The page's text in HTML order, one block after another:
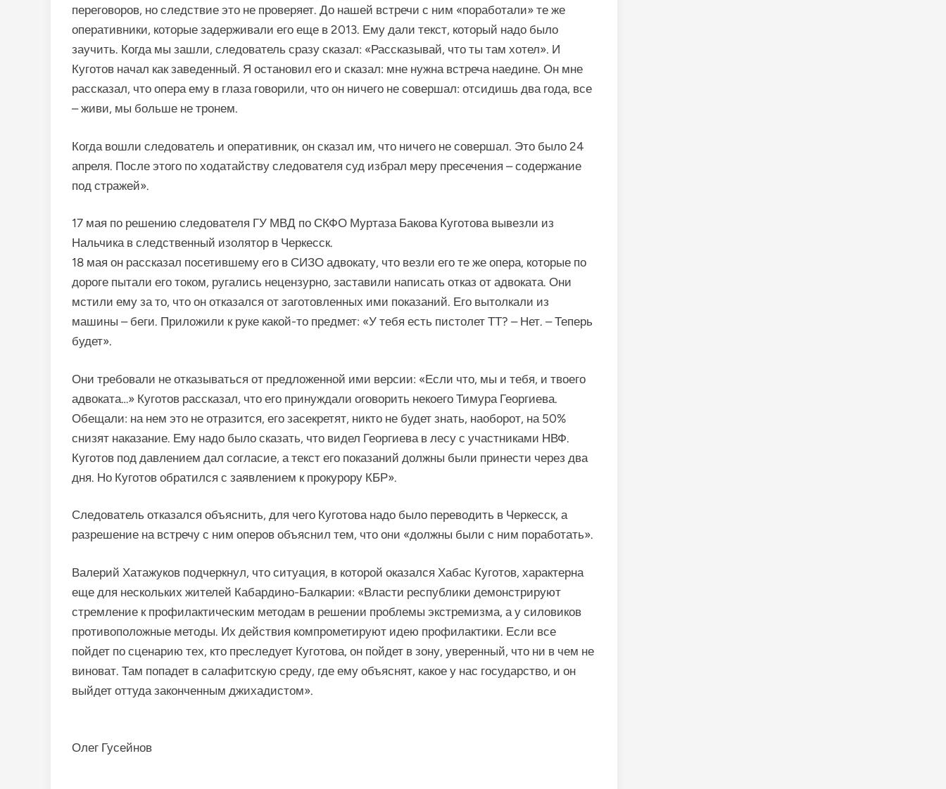
переговоров, но следствие это не проверяет. До нашей встречи с ним «поработали» те же
оперативники, которые задерживали его еще в 2013. Ему дали текст, который надо было
заучить. Когда мы зашли, следователь сразу сказал: «Рассказывай, что ты там хотел». И
Куготов начал как заведенный. Я остановил его и сказал: мне нужна встреча наедине. Он мне
рассказал, что опера ему в глаза говорили, что он ничего не совершал: отсидишь два года, все
– живи, мы больше не тронем.
Когда вошли следователь и оперативник, он сказал им, что ничего не совершал. Это было 24
апреля. После этого по ходатайству следователя суд избрал меру пресечения – содержание
под стражей».
17 мая по решению следователя ГУ МВД по СКФО Муртаза Бакова Куготова вывезли из
Нальчика в следственный изолятор в Черкесск.
18 мая он рассказал посетившему его в СИЗО адвокату, что везли его те же опера, которые по
дороге пытали его током, ругались нецензурно, заставили написать отказ от адвоката. Они
мстили ему за то, что он отказался от заготовленных ими показаний. Его вытолкали из
машины – беги. Приложили к руке какой-то предмет: «У тебя есть пистолет ТТ? – Нет. – Теперь
будет».
Они требовали не отказываться от предложенной ими версии: «Если что, мы и тебя, и твоего
адвоката…» Куготов рассказал, что его принуждали оговорить некоего Тимура Георгиева.
Обещали: на нем это не отразится, его засекретят, никто не будет знать, наоборот, на 50%
снизят наказание. Ему надо было сказать, что видел Георгиева в лесу с участниками НВФ.
Куготов под давлением дал согласие, а текст его показаний должны были принести через два
дня. Но Куготов обратился с заявлением к прокурору КБР».
Следователь отказался объяснить, для чего Куготова надо было переводить в Черкесск, а
разрешение на встречу с ним оперов объяснил тем, что они «должны были с ним поработать».
Валерий Хатажуков подчеркнул, что ситуация, в которой оказался Хабас Куготов, характерна
еще для нескольких жителей Кабардино-Балкарии: «Власти республики демонстрируют
стремление к профилактическим методам в решении проблемы экстремизма, а у силовиков
противоположные методы. Их действия компрометируют идею профилактики. Если все
пойдет по сценарию тех, кто преследует Куготова, он пойдет в зону, уверенный, что ни в чем не
виноват. Там попадет в салафитскую среду, где ему объяснят, какое у нас государство, и он
выйдет оттуда законченным джихадистом».
Олег Гусейнов